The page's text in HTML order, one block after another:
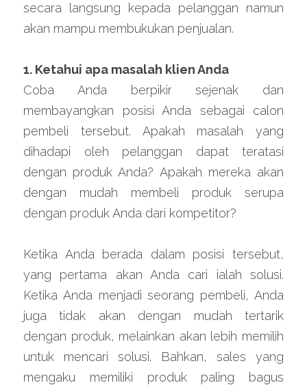
secara langsung kepada pelanggan namun
akan mampu membukukan penjualan.
1. Ketahui apa masalah klien Anda
Coba Anda berpikir sejenak dan
membayangkan posisi Anda sebagai calon
pembeli tersebut. Apakah masalah yang
dihadapi oleh pelanggan dapat teratasi
dengan produk Anda? Apakah mereka akan
dengan mudah membeli produk serupa
dengan produk Anda dari kompetitor?
Ketika Anda berada dalam posisi tersebut,
yang pertama akan Anda cari ialah solusi.
Ketika Anda menjadi seorang pembeli, Anda
juga tidak akan dengan mudah tertarik
dengan produk, melainkan akan lebih memilih
untuk mencari solusi. Bahkan, sales yang
mengaku memiliki produk paling bagus